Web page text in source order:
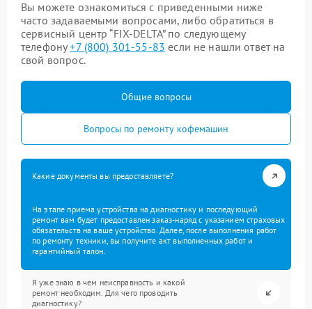
Вы можете ознакомиться с приведенными ниже
часто задаваемыми вопросами, либо обратиться в
сервисный центр “FIX-DELTA” по следующему
телефону+7 (800) 301-55-83 если не нашли ответ на
свой вопрос.
Общие вопросы
Вопросы по ремонту кофемашин
Какие документы вы предоставляете?
На этапе приема устройства на диагностику и последующий
ремонт вам будет предоставлен заказ-наряд с указанием страховых
обязательств на ваше устройство. Далее, после выполнения работ
по ремонту техники, вы получите акт выполненных работ и
гарантийный талон.
Я уже знаю в чем неисправность и какой
ремонт необходим. Для чего проводить
диагностику?